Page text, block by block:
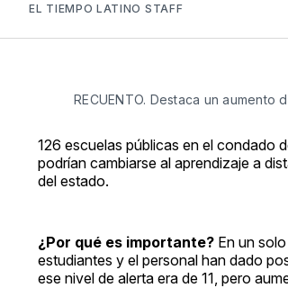
EL TIEMPO LATINO STAFF
RECUENTO. Destaca un
126 escuelas públicas en el condado
podrían cambiarse al aprendizaje a
del estado.
¿Por qué es importante? En un
estudiantes y el personal han dado
ese nivel de alerta era de 11, pero